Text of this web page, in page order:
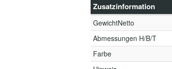
Zusatzinformation
GewichtNetto
Abmessungen H/B/T
Farbe